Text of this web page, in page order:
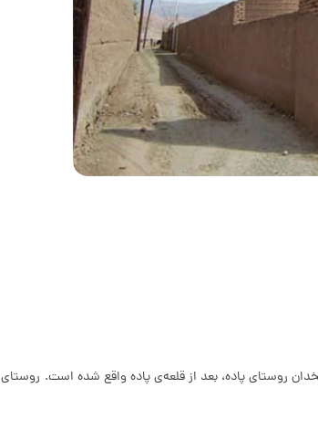
روستای پاده، بعد از قلعه‌ی پاده واقع شده است.